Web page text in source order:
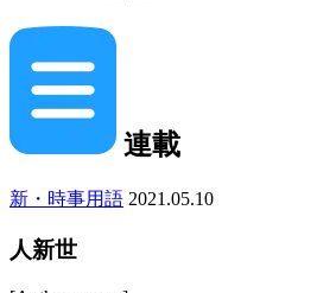
連載
新・時事用語 2021.05.10
人新世